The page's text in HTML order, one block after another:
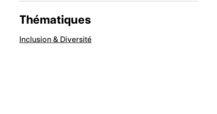
Thématiques
Inclusion & Diversité